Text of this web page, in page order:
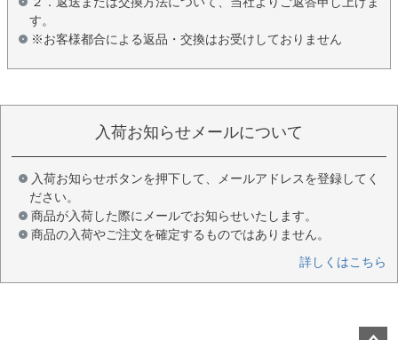
す。
※お客様都合による返品・交換はお受けしておりません
入荷お知らせメールについて
入荷お知らせボタンを押下して、メールアドレスを登録してく
ださい。
商品が入荷した際にメールでお知らせいたします。
商品の入荷やご注文を確定するものではありません。
詳しくはこちら